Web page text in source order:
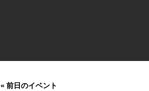
« 前日のイベント